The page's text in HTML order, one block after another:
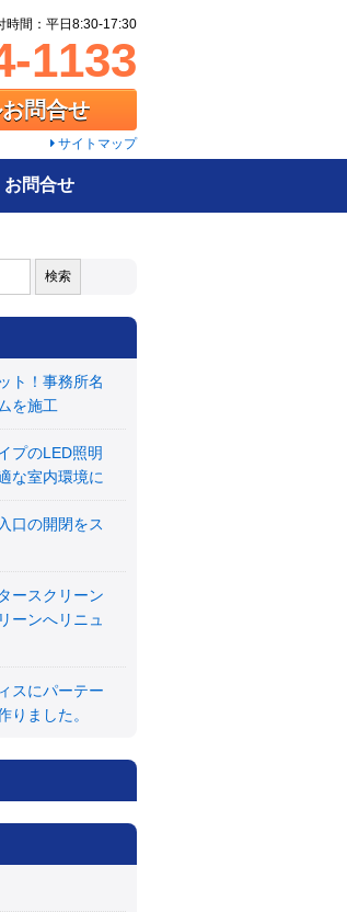
1133
時間：平日8:30-17:30
問合せ
サイトマップ
お問合せ
ト！事務所名
を施工
プのLED照明
な室内環境に
口の開閉をス
ースクリーン
ーンへリニュ
スにパーテー
りました。